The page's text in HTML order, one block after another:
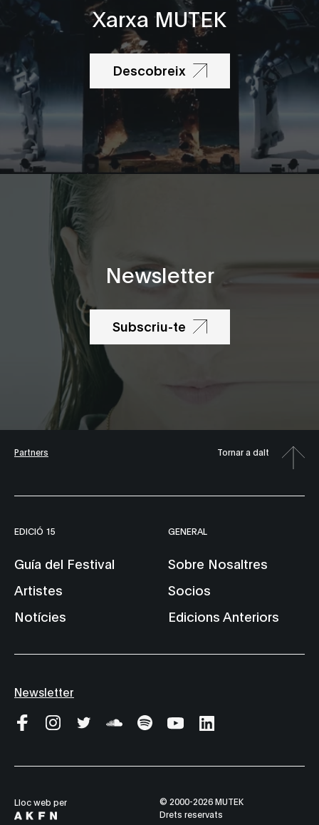
Xarxa MUTEK
Descobreix
Newsletter
Subscriu-te
Partners Tornar a dalt
EDICIÓ 15
Guía del Festival
Artistes
Notícies
GENERAL
Sobre Nosaltres
Socios
Edicions Anteriors
Newsletter
Lloc web per
© 2000-2026 MUTEK
Drets reservats